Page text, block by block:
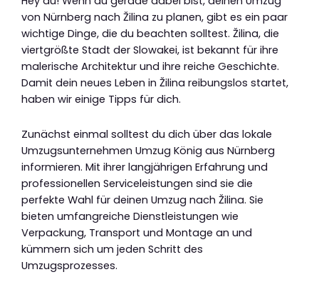
von Nürnberg nach Žilina zu planen, gibt es ein paar
wichtige Dinge, die du beachten solltest. Žilina, die
viertgrößte Stadt der Slowakei, ist bekannt für ihre
malerische Architektur und ihre reiche Geschichte.
Damit dein neues Leben in Žilina reibungslos startet,
haben wir einige Tipps für dich.
Zunächst einmal solltest du dich über das lokale
Umzugsunternehmen Umzug König aus Nürnberg
informieren. Mit ihrer langjährigen Erfahrung und
professionellen Serviceleistungen sind sie die
perfekte Wahl für deinen Umzug nach Žilina. Sie
bieten umfangreiche Dienstleistungen wie
Verpackung, Transport und Montage an und
kümmern sich um jeden Schritt des
Umzugsprozesses.